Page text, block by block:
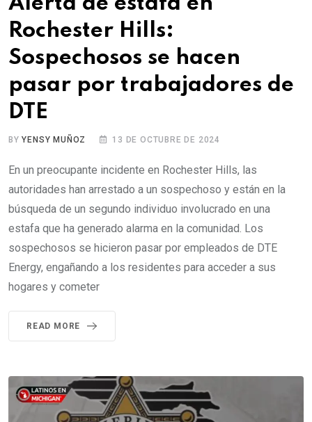
Rochester Hills:
Sospechosos se hacen
pasar por trabajadores de
DTE
BYYENSY MUÑOZ 13 DE OCTUBRE DE 2024
En un preocupante incidente en Rochester Hills, las
autoridades han arrestado a un sospechoso y están en la
búsqueda de un segundo individuo involucrado en una
estafa que ha generado alarma en la comunidad. Los
sospechosos se hicieron pasar por empleados de DTE
Energy, engañando a los residentes para acceder a sus
hogares y cometer
READ MORE